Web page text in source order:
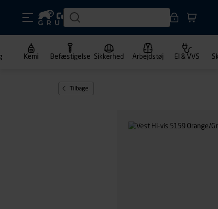
Kemi Befæstigelse Sikkerhed Arbejdstøj El & VVS
Tilbage